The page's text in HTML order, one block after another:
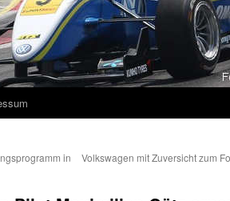
in
Volkswagen mit Zuversicht zum